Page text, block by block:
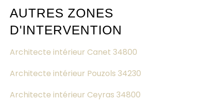
AUTRES ZONES
D'INTERVENTION
Architecte intérieur Canet 34800
Architecte intérieur Pouzols 34230
Architecte intérieur Ceyras 34800